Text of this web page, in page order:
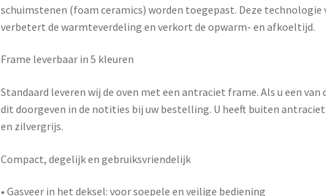
schuimstenen (foam ceramics) worden toegepast. Deze
verbetert de warmteverdeling en verkort de opwarm- en afkoeltijd.
Frame leverbaar in 5 kleuren
Standaard leveren wij de oven met een antraciet frame. Als u een van
dit doorgeven in de notities bij uw bestelling. U heeft buiten
en zilvergrijs.
Compact, degelijk en gebruiksvriendelijk
•Gasveer in het deksel: voor soepele en veilige bediening